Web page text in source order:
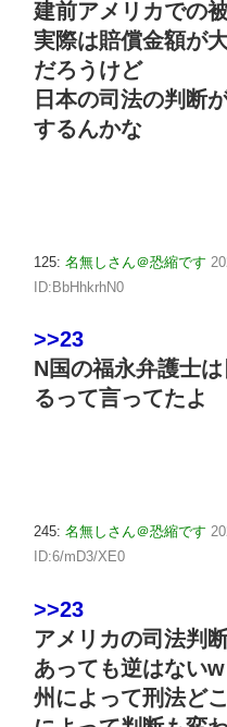
建前アメリカでの
実際は賠償金額が
だろうけど
日本の司法の判断
するんかな
125: 名無しさん＠恐縮です
ID:BbHhkrhN0
>>23
N国の福永弁護士
るって言ってたよ
245: 名無しさん＠恐縮です
ID:6/mD3/XE0
>>23
アメリカの司法判
あっても逆はないw
州によって刑法ど